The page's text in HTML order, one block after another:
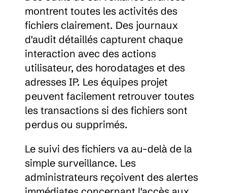
montrent toutes les activités des
fichiers clairement. Des journaux
d'audit détaillés capturent chaque
interaction avec des actions
utilisateur, des horodatages et des
adresses IP. Les équipes projet
peuvent facilement retrouver toutes
les transactions si des fichiers sont
perdus ou supprimés.
Le suivi des fichiers va au-delà de la
simple surveillance. Les
administrateurs reçoivent des alertes